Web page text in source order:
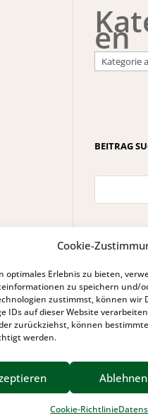
Cookie-
optimales Erlebnis zu bieten,
zu speichern und/
zustimmst, können wir
IDs auf dieser Website
zurückziehst, können
werden.
Ablehnen
Cookie-Richtlinie
en
BEITRAG
00